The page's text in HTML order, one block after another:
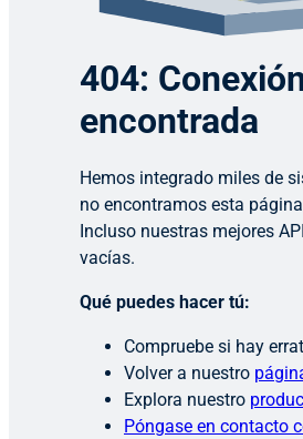
404:
encontrada
Hemos integrado miles de
no encontramos esta
Incluso nuestras mejores
vacías.
Qué puedes hacer tú:
Compruebe si hay
Volver a nuestro
Explora nuestro
Póngase en contacto